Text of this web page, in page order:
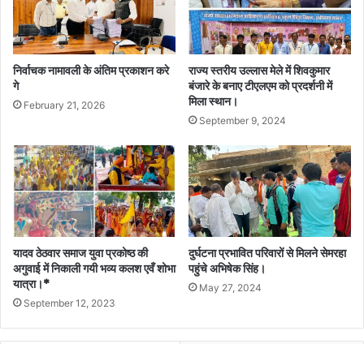
निर्वाचक नामावली के अंतिम प्रकाशन करे
गे
February 21, 2026
राज्य स्तरीय उल्लास मेले में शिवकुमार
बंजारे के बनाए टीएलएम को प्रदर्शनी में
मिला स्थान।
September 9, 2024
यादव ठेठवार समाज युवा प्रकोष्ठ की
अगुवाई में निकाली गयी भव्य कलश एवँ शोभा
यात्रा।*
September 12, 2023
दुर्घटना प्रभावित परिवारों से मिलने सेमरहा
पहुंचे अभिषेक सिंह।
May 27, 2024